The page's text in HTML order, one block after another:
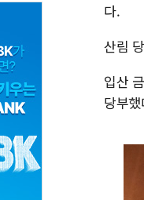
다.
산림
입산
당부